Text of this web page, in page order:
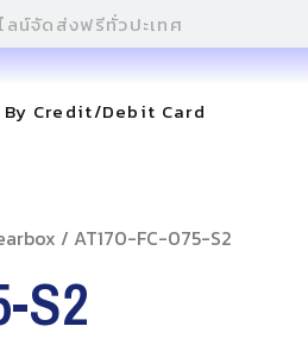
By Credit/Debit Card
/ AT170-FC-075-S2
S2